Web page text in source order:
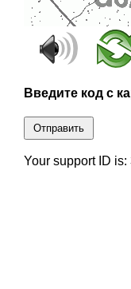
Введите код с
Отправить
Your support ID